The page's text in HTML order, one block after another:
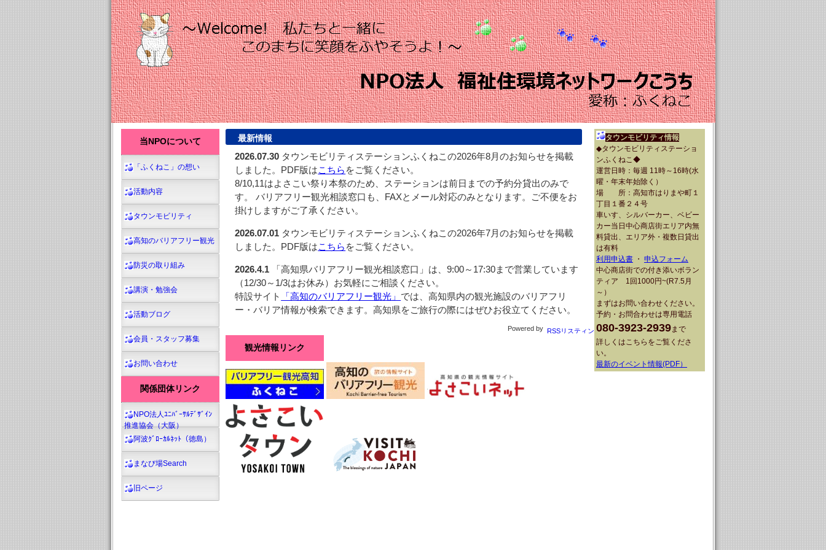
当NPOについて
「ふくねこ」の想い
活動内容
タウンモビリティ
高知のバリアフリー観光
防災の取り組み
講演・勉強会
活動ブログ
会員・スタッフ募集
お問い合わせ
関係団体リンク
NPO法人ﾕﾆﾊﾞｰｻﾙﾃﾞｻﾞｲﾝ
推進協会（大阪）
阿波ｸﾞﾛｰｶﾙﾈｯﾄ（徳島）
まなび場Search
旧ページ
タウンモビリティ情報
◆タウンモビリティステーショ
ンふくねこ◆
運営日時：毎週 11時～16時(水
曜・年末年始除く）
場 所：高知市はりまや町１
丁目１番２４号
車いす、シルバーカー、ベビー
カー当日中心商店街エリア内無
料貸出、エリア外・複数日貸出
は有料
利用申込書 ・ 申込フォーム
中心商店街での付き添いボラン
ティア 1回1000円~(R7.5月
～）
まずはお問い合わせください。
予約・お問合わせは専用電話
080-3923-2939まで
詳しくはこちらをご覧くださ
い。
最新のイベント情報(PDF）
最新情報
2026.07.30 タウンモビリティステーションふくねこの2026年8月のお知らせを掲載
しました。PDF版はこちら をご覧ください。
8/10,11はよさこい祭り本祭のため、ステーションは前日までの予約分貸出のみで
す。 バリアフリー観光相談窓口も、FAXとメール対応のみとなります。ご不便をお
掛けしますがご了承ください。
2026.07.01 タウンモビリティステーションふくねこの2026年7月のお知らせを掲載
しました。PDF版はこちら をご覧ください。
2026.4.1 「高知県バリアフリー観光相談窓口」は、9:00～17:30まで営業しています
（12/30～1/3はお休み）お気軽にご相談ください。
特設サイト
「高知のバリアフリー観光」 では、高知県内の観光施設のバリアフリ
ー・バリア情報が検索できます。高知県をご旅行の際にはぜひお役立てください。
Powered by
観光情報リンク